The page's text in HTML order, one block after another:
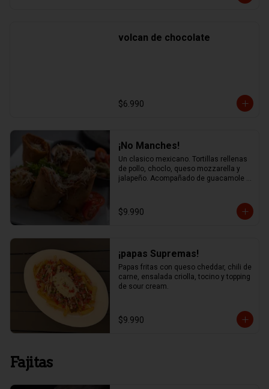
volcan de chocolate
$6.990
¡No Manches!
Un clasico mexicano. Tortillas rellenas
de pollo, choclo, queso mozzarella y
jalapeño. Acompañado de guacamole y
$9.990
¡papas Supremas!
Papas fritas con queso cheddar, chili de
carne, ensalada criolla, tocino y topping
de sour cream.
$9.990
Fajitas